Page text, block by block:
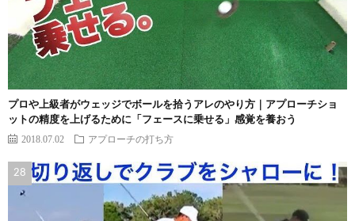
プロや上級者がウェッジでボールを拾うアレのやり方｜アプローチショ
ットの精度を上げるために「フェースに乗せる」感覚を養おう
2018.07.02 アプローチの打ち方